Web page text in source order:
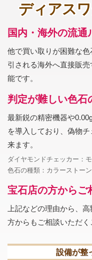
ディアス
国内・海外の流通
他で買い取りが困難な
引される海外へ直接販
能です。
判定が難しい色石
最新鋭の精密機器や
を導入しており、偽物
来ます。
ダイヤモンドチェッカー：
色石の種類：カラーストー
宝石店の方からご
上記などの理由から、
方からもご相談いただく
設備が整